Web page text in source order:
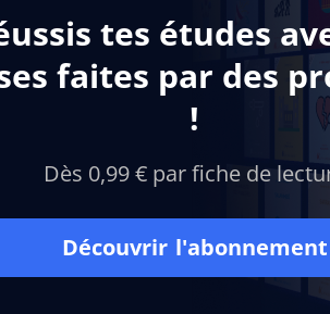
tes études
faites par des
!
Dès 0,99 € par fiche de
Découvrir l'abonnement